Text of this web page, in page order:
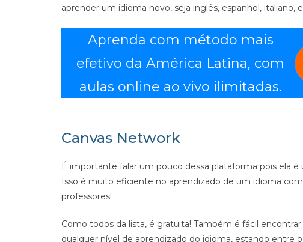
aprender um idioma novo, seja inglês, espanhol,
Aprenda com método mais
efetivo da América Latina, com
aulas online ao vivo ilimitadas.
Canvas Network
É importante falar um pouco dessa plataforma pois ela
Isso é muito eficiente no aprendizado de um idioma
professores!
Como todos da lista, é gratuita! Também é fácil
qualquer nível de aprendizado do idioma, estando entre